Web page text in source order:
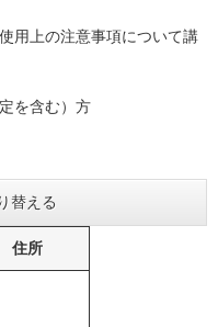
用上の注意事項について講
を含む）方
替える
住所